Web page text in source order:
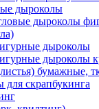
дыроколы
дыроколы
дыроколы
дыроколы
бумажные,
скрапбукинга